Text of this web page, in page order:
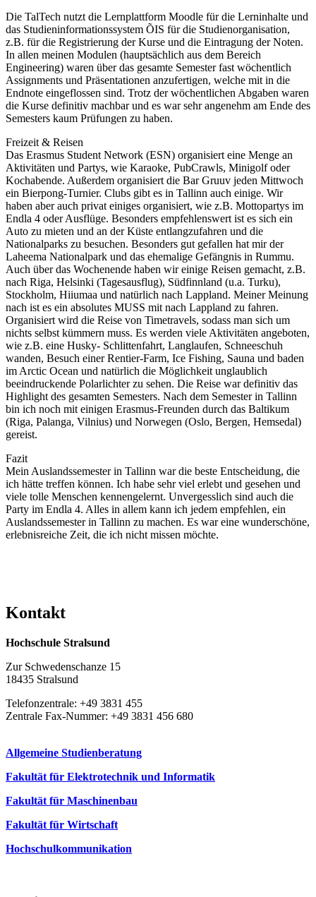
Die TalTech nutzt die Lernplattform Moodle für die Lerninhalte und
das Studieninformationssystem ÕIS für die Studienorganisation,
z.B. für die Registrierung der Kurse und die Eintragung der Noten.
In allen meinen Modulen (hauptsächlich aus dem Bereich
Engineering) waren über das gesamte Semester fast wöchentlich
Assignments und Präsentationen anzufertigen, welche mit in die
Endnote eingeflossen sind. Trotz der wöchentlichen Abgaben waren
die Kurse definitiv machbar und es war sehr angenehm am Ende des
Semesters kaum Prüfungen zu haben.
Freizeit & Reisen
Das Erasmus Student Network (ESN) organisiert eine Menge an
Aktivitäten und Partys, wie Karaoke, PubCrawls, Minigolf oder
Kochabende. Außerdem organisiert die Bar Gruuv jeden Mittwoch
ein Bierpong-Turnier. Clubs gibt es in Tallinn auch einige. Wir
haben aber auch privat einiges organisiert, wie z.B. Mottopartys im
Endla 4 oder Ausflüge. Besonders empfehlenswert ist es sich ein
Auto zu mieten und an der Küste entlangzufahren und die
Nationalparks zu besuchen. Besonders gut gefallen hat mir der
Laheema Nationalpark und das ehemalige Gefängnis in Rummu.
Auch über das Wochenende haben wir einige Reisen gemacht, z.B.
nach Riga, Helsinki (Tagesausflug), Südfinnland (u.a. Turku),
Stockholm, Hiiumaa und natürlich nach Lappland. Meiner Meinung
nach ist es ein absolutes MUSS mit nach Lappland zu fahren.
Organisiert wird die Reise von Timetravels, sodass man sich um
nichts selbst kümmern muss. Es werden viele Aktivitäten angeboten,
wie z.B. eine Husky- Schlittenfahrt, Langlaufen, Schneeschuh
wanden, Besuch einer Rentier-Farm, Ice Fishing, Sauna und baden
im Arctic Ocean und natürlich die Möglichkeit unglaublich
beeindruckende Polarlichter zu sehen. Die Reise war definitiv das
Highlight des gesamten Semesters. Nach dem Semester in Tallinn
bin ich noch mit einigen Erasmus-Freunden durch das Baltikum
(Riga, Palanga, Vilnius) und Norwegen (Oslo, Bergen, Hemsedal)
gereist.
Fazit
Mein Auslandssemester in Tallinn war die beste Entscheidung, die
ich hätte treffen können. Ich habe sehr viel erlebt und gesehen und
viele tolle Menschen kennengelernt. Unvergesslich sind auch die
Party im Endla 4. Alles in allem kann ich jedem empfehlen, ein
Auslandssemester in Tallinn zu machen. Es war eine wunderschöne,
erlebnisreiche Zeit, die ich nicht missen möchte.
Kon­takt
Hochschule Stralsund
Zur Schwedenschanze 15
18435 Stralsund
Telefonzentrale: +49 3831 455
Zentrale Fax-Nummer: +49 3831 456 680
Allgemeine Studienberatung
Fakultät für Elektrotechnik und Informatik
Fakultät für Maschinenbau
Fakultät für Wirtschaft
Hochschulkommunikation